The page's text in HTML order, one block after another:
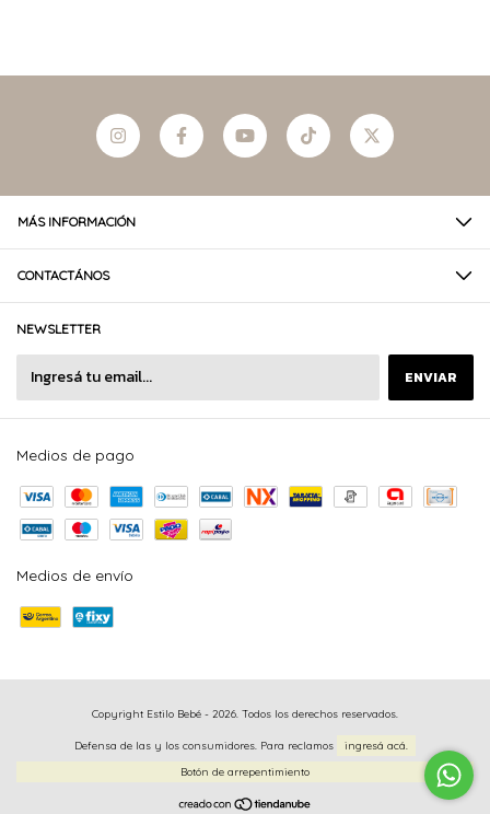
MÁS INFORMACIÓN
CONTACTÁNOS
NEWSLETTER
Medios de pago
Medios de envío
Copyright Estilo Bebé - 2026. Todos los derechos reservados.
Defensa de las y los consumidores. Para reclamos
ingresá acá.
Botón de arrepentimiento